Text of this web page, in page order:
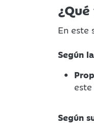
En este
Según
Según